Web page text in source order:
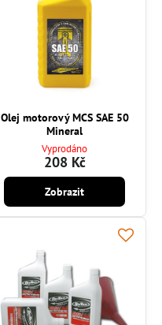
Olej motorový MCS SAE 50
Mineral
Vyprodáno
208 Kč
Zobrazit